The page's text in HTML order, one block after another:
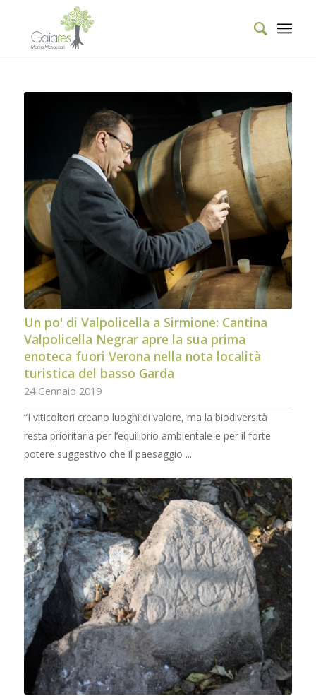
Un po' di Valpolicella a Sirmione: Cantina
Valpolicella Negrar apre la sua prima
enoteca fuori Verona nella nota località
turistica del basso Garda
24 Gennaio 2019
“I viticoltori creano luoghi di valore, ma la biodiversità
resta prioritaria per l’equilibrio ambientale e per il forte
potere suggestivo che il paesaggio ...